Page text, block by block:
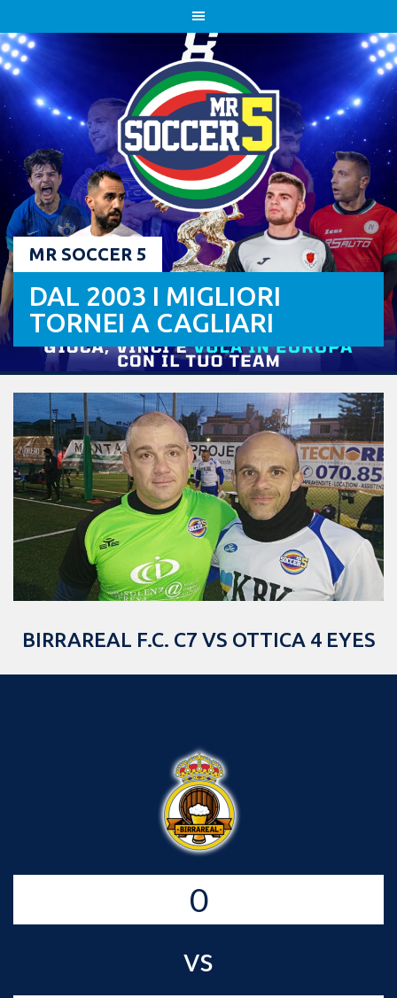
to
content
MR SOCCER 5
DAL 2003 I MIGLIORI
TORNEI A CAGLIARI
BIRRAREAL F.C. C7 VS OTTICA 4 EYES
0
vs